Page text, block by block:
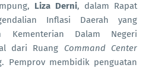
Liza Derni, dalam Rapat
Inflasi Daerah yang
Kementerian Dalam Negeri
dari Ruang Command Center
Pemprov membidik penguatan